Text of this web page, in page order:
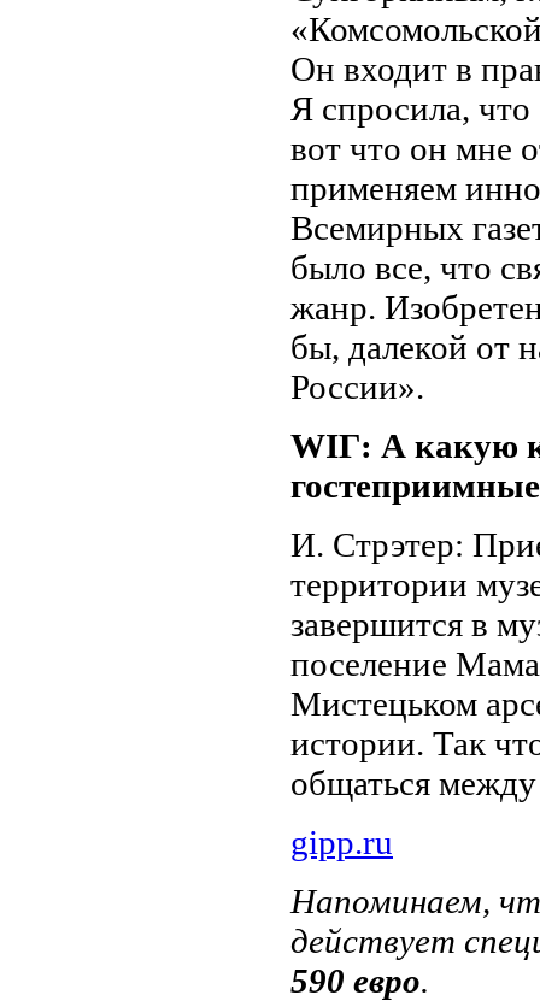
Он входит в
Я спросила,
вот что он мне
применяем
Всемирных
было все, что
жанр.
бы, далекой от
России».
WIГ: А какую
И. Стрэтер:
территории
завершится в
поселение
Мистецьком
истории. Так
общаться
gipp.ru
Напоминаем,
действует
590 евро.